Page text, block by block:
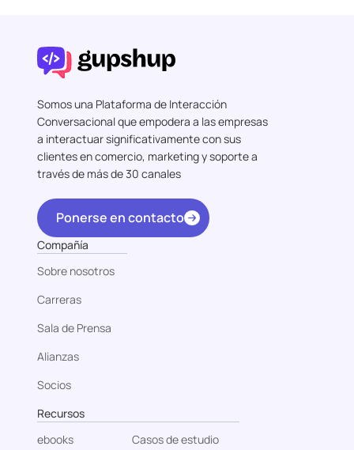
Somos una Plataforma de Interacción
Conversacional que empodera a las empresas
a interactuar significativamente con sus
clientes en comercio, marketing y soporte a
través de más de 30 canales
Ponerse en contacto
Compañía
Sobre nosotros
Carreras
Sala de Prensa
Alianzas
Socios
Recursos
ebooks
Casos de estudio